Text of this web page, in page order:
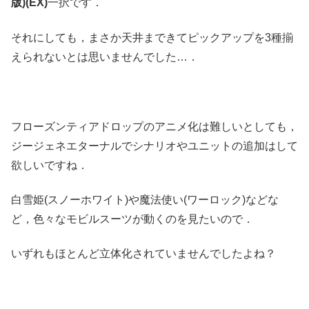
版)(EX)一択です．
それにしても，まさか天井まできてピックアップを3種揃
えられないとは思いませんでした…．
フローズンティアドロップのアニメ化は難しいとしても，
ジージェネエターナルでシナリオやユニットの追加はして
欲しいですね．
白雪姫(スノーホワイト)や魔法使い(ワーロック)などな
ど，色々なモビルスーツが動くのを見たいので．
いずれもほとんど立体化されていませんでしたよね？